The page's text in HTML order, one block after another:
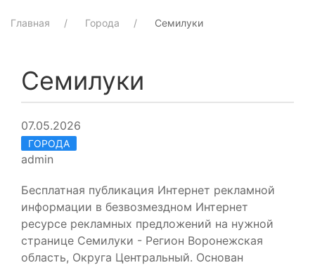
Главная Города Семилуки
Семилуки
07.05.2026
ГОРОДА
admin
Бесплатная публикация Интернет рекламной
информации в безвозмездном Интернет
ресурсе рекламных предложений на нужной
странице Семилуки - Регион Воронежская
область, Округа Центральный. Основан